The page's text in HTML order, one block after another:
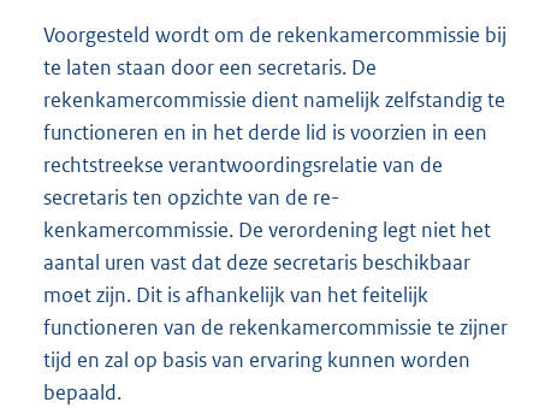
Voorgesteld wordt om de rekenkamercommissie bij
te laten staan door een secretaris. De
rekenkamercommissie dient namelijk zelfstandig te
functioneren en in het derde lid is voorzien in een
rechtstreekse verantwoordingsrelatie van de
secretaris ten opzichte van de re-
kenkamercommissie. De verordening legt niet het
aantal uren vast dat deze secretaris beschikbaar
moet zijn. Dit is afhankelijk van het feitelijk
functioneren van de rekenkamercommissie te zijner
tijd en zal op basis van ervaring kunnen worden
bepaald.